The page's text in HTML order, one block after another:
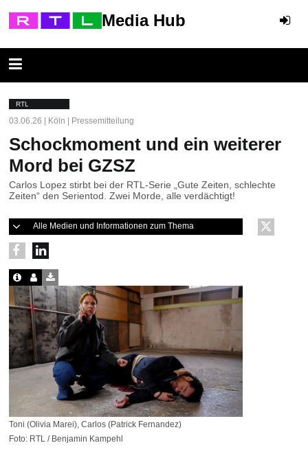
Media Hub
RTL
03.06.26 | Köln | Pressemitteilung
Schockmoment und ein weiterer
Mord bei GZSZ
Carlos Lopez stirbt bei der RTL-Serie „Gute Zeiten, schlechte
Zeiten“ den Serientod. Zwei Morde, alle verdächtigt!
Alle Medien und Informationen zum Thema
Toni (Olivia Marei), Carlos (Patrick Fernandez)
Foto: RTL / Benjamin Kampehl